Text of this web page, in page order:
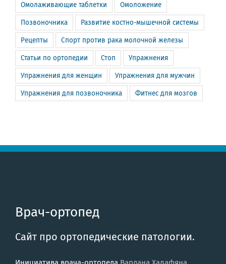
Омолаживающие таблетки Омоложение
Позвоночника Развитие костно-мышечной системы
Рецепты Спорт против рака молочной железы
Статьи по ортопедии Стоп Упражнения
Упражнения для женщин Упражнения для мужчин
Упражнения для позвоночника Фитнес для мозгов
Врач-ортопед
Сайт про ортопедические патологии.